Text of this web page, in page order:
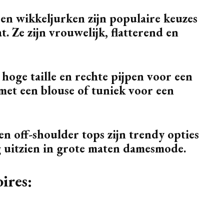
wikkeljurken zijn populaire keuzes
Ze zijn vrouwelijk, flatterend en
taille en rechte pijpen voor een
een blouse of tuniek voor een
off-shoulder tops zijn trendy opties
in grote maten damesmode.